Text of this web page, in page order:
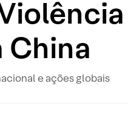
China
e ações globais